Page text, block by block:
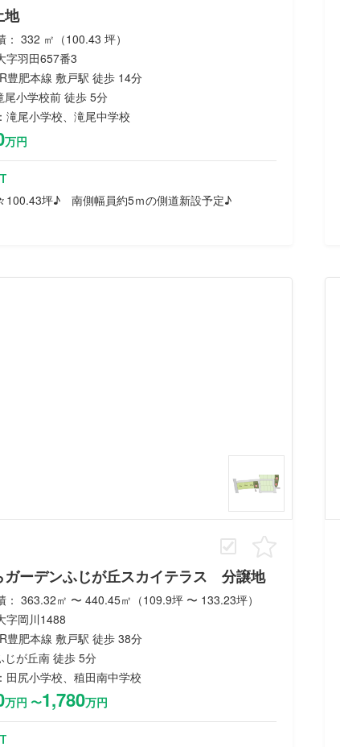
地
： 332 ㎡（100.43 坪）
字羽田657番3
豊肥本線 敷戸駅 徒歩 14分
尾小学校前 徒歩 5分
滝尾小学校、滝尾中学校
万円
100.43坪♪ 南側幅員約5ｍの側道新設予定♪
ガーデンふじが丘スカイテラス 分譲地
： 363.32㎡ 〜 440.45㎡（109.9坪 〜 133.23坪）
字岡川1488
豊肥本線 敷戸駅 徒歩 38分
じが丘南 徒歩 5分
田尻小学校、稙田南中学校
万円 〜1,780万円